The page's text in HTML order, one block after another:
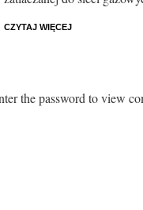
CZYTAJ WIĘCEJ
the password to view